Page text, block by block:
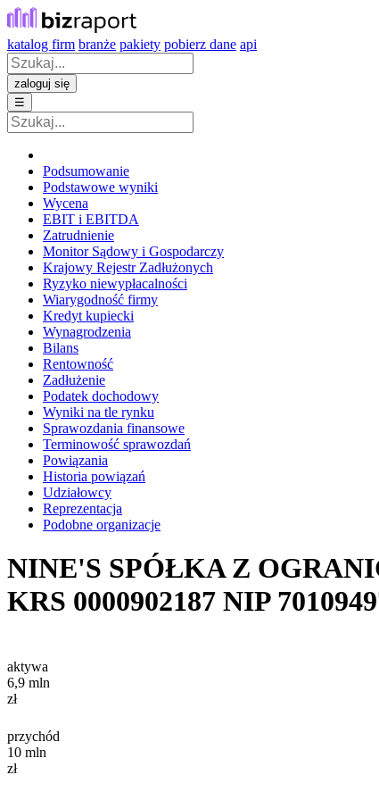
katalog firm branże pakiety pobierz dane api
zaloguj się
☰
Podsumowanie
Podstawowe wyniki
Wycena
EBIT i EBITDA
Zatrudnienie
Monitor Sądowy i Gospodarczy
Krajowy Rejestr Zadłużonych
Ryzyko niewypłacalności
Wiarygodność firmy
Kredyt kupiecki
Wynagrodzenia
Bilans
Rentowność
Zadłużenie
Podatek dochodowy
Wyniki na tle rynku
Sprawozdania finansowe
Terminowość sprawozdań
Powiązania
Historia powiązań
Udziałowcy
Reprezentacja
Podobne organizacje
NINE'S SPÓŁKA Z
KRS 0000902187 NIP
aktywa
6,9 mln
zł
przychód
10 mln
zł